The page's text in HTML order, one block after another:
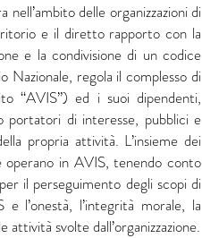
nell’ambito delle organizzazioni di
e il diretto rapporto con la
e la condivisione di un codice
regola il complesso di
“AVIS”) ed i suoi dipendenti,
portatori di interesse, pubblici e
propria attività. L’insieme dei
in AVIS, tenendo conto
il perseguimento degli scopi di
l’onestà, l’integrità morale, la
svolte dall’organizzazione.